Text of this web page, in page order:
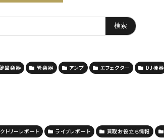
盤楽器 管楽器 アンプ エフェクター DJ機器
トリーレポート ライブレポート 買取お役立ち情報